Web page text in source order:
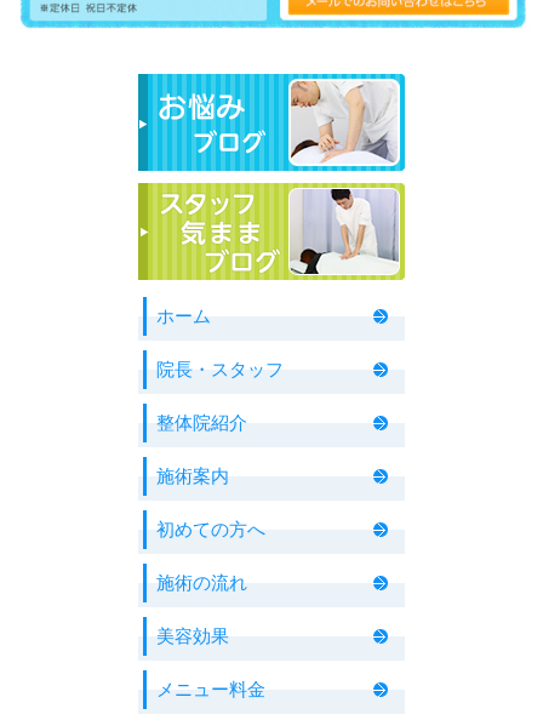
ホーム
院長・スタッフ
整体院紹介
施術案内
初めての方へ
施術の流れ
美容効果
メニュー料金